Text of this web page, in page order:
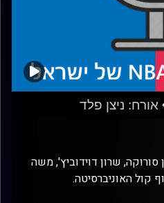
שרון דוידוביץ', משה
קול האוניברסיטה.